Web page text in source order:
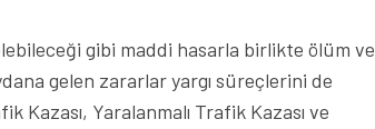
gibi maddi hasarla birlikte ölüm ve
gelen zararlar yargı süreçlerini de
Kazası, Yaralanmalı Trafik Kazası ve